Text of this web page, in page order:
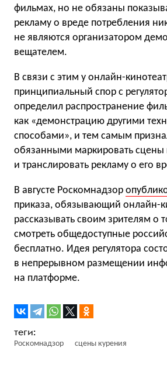
фильмах, но не обязаны
рекламу о вреде потребления
не являются организатором
вещателем.
В связи с этим у онлайн-
принципиальный спор с
определил распространение
как «демонстрацию другими
способами», и тем самым
обязанными маркировать сцены
и транслировать рекламу о его
В августе Роскомнадзор
приказа, обязывающий онлайн-
рассказывать своим зрителям о
смотреть общедоступные
бесплатно. Идея регулятора
в непрерывном размещении
на платформе.
Роскомнадзор сцены курения